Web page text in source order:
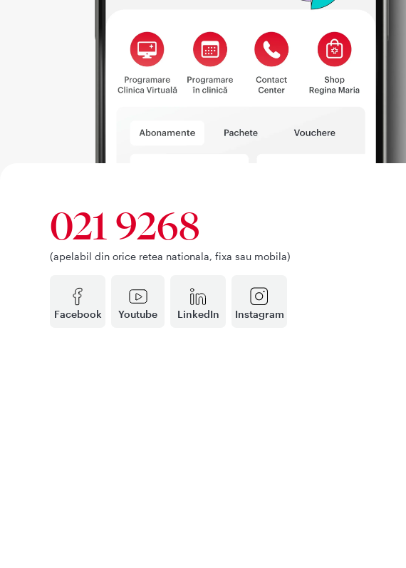
Facebook Youtube LinkedIn Instagram
021 9268
(apelabil din orice retea nationala, fixa sau mobila)